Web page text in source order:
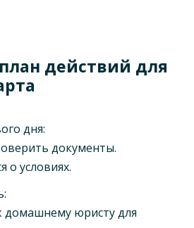
действий для
дня:
документы.
о условиях.
домашнему юристу для